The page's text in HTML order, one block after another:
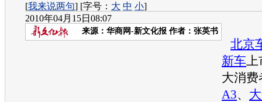
[我来说两句] [字号： 大 中 小]
2010年04月15日08:07
来源： 华商网-新文化报 作者：张英书
北京
新车
大消费
A3、